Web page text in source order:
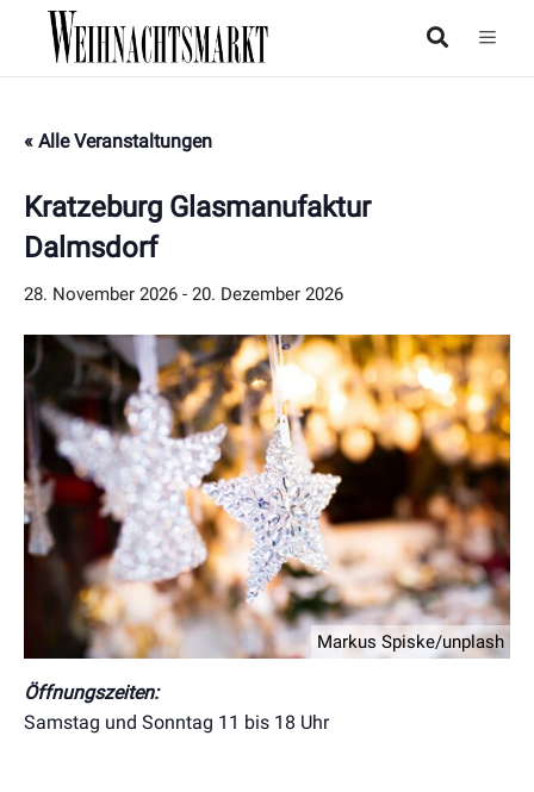
« Alle Veranstaltungen
Kratzeburg Glasmanufaktur
Dalmsdorf
28. November 2026 - 20. Dezember 2026
Markus Spiske/unplash
Öffnungszeiten:
Samstag und Sonntag 11 bis 18 Uhr